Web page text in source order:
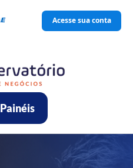
Acesse sua conta
Painéis